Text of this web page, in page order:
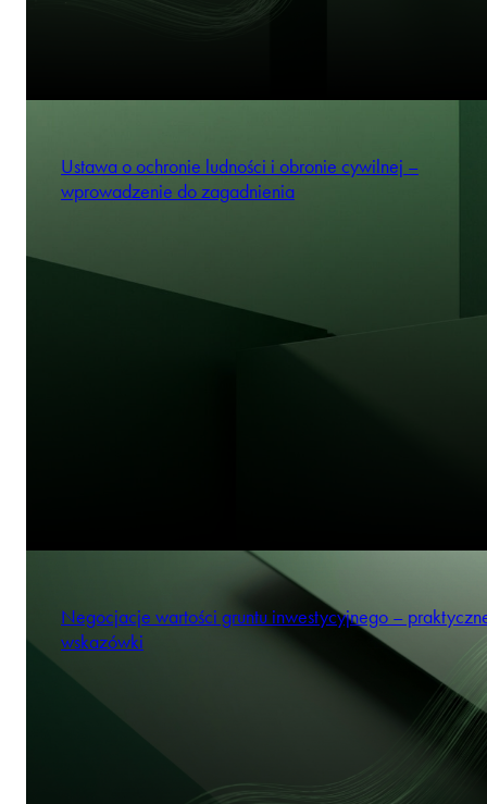
Ustawa o ochronie ludności i obronie cywilnej –
wprowadzenie do zagadnienia
Negocjacje wartości gruntu inwestycyjnego –
wskazówki